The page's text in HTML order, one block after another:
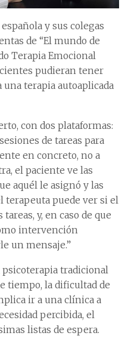
y sus colegas
de “El mundo de
Terapia Emocional
pudieran tener
una terapia autoaplicada
con dos plataformas:
de tareas para
en concreto, no a
el paciente ve las
aquél le asignó y las
terapeuta puede ver si el
y, en caso de que
intervención
un mensaje.”
psicoterapia tradicional
tiempo, la dificultad de
ir a una clínica a
percibida, el
listas de espera.